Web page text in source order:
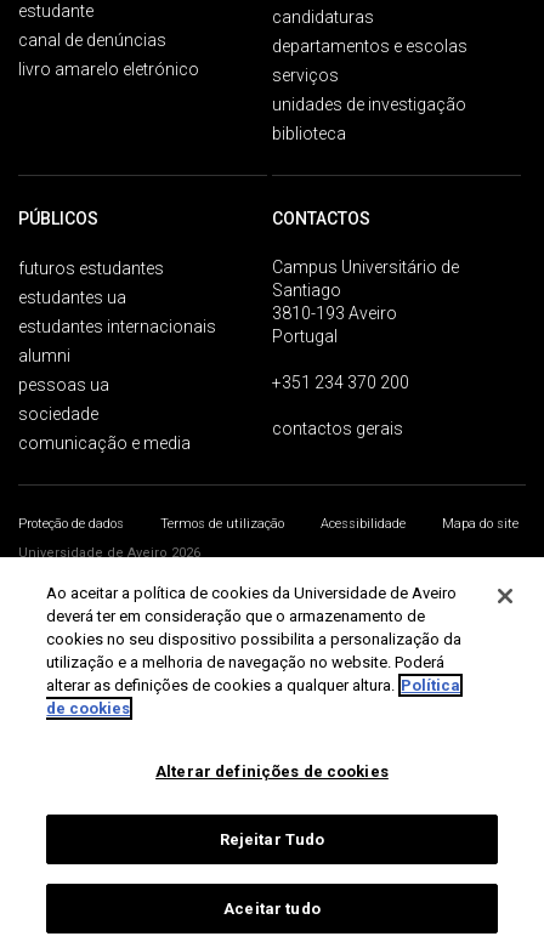
estudante
canal de denúncias
livro amarelo eletrónico
candidaturas
departamentos e escolas
serviços
unidades de investigação
biblioteca
PÚBLICOS
futuros estudantes
estudantes ua
estudantes internacionais
alumni
pessoas ua
sociedade
comunicação e media
CONTACTOS
Campus Universitário de
Santiago
3810-193 Aveiro
Portugal
+351 234 370 200
contactos gerais
Proteção de dados Termos de utilização Acessibilidade
Mapa do site
Universidade de Aveiro 2026
Ao aceitar a política de cookies da Universidade de Aveiro
deverá ter em consideração que o armazenamento de
cookies no seu dispositivo possibilita a personalização da
utilização e a melhoria de navegação no website. Poderá
alterar as definições de cookies a qualquer altura. Política
de cookies
Alterar definições de cookies
Rejeitar Tudo
Aceitar tudo